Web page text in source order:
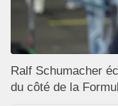
Ralf Schumacher
du côté de la